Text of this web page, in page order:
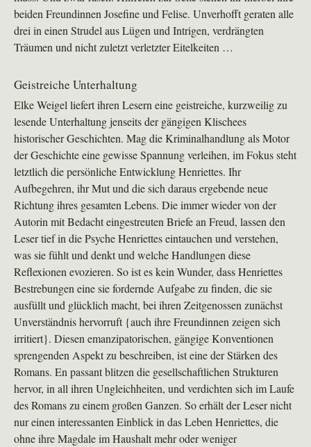
beiden Freundinnen Josefine und Felise. Unverhofft geraten alle
drei in einen Strudel aus Lügen und Intrigen, verdrängten
Träumen und nicht zuletzt verletzter Eitelkeiten …
Geistreiche Unterhaltung
Elke Weigel liefert ihren Lesern eine geistreiche, kurzweilig zu
lesende Unterhaltung jenseits der gängigen Klischees
historischer Geschichten. Mag die Kriminalhandlung als Motor
der Geschichte eine gewisse Spannung verleihen, im Fokus steht
letztlich die persönliche Entwicklung Henriettes. Ihr
Aufbegehren, ihr Mut und die sich daraus ergebende neue
Richtung ihres gesamten Lebens. Die immer wieder von der
Autorin mit Bedacht eingestreuten Briefe an Freud, lassen den
Leser tief in die Psyche Henriettes eintauchen und verstehen,
was sie fühlt und denkt und welche Handlungen diese
Reflexionen evozieren. So ist es kein Wunder, dass Henriettes
Bestrebungen eine sie fordernde Aufgabe zu finden, die sie
ausfüllt und glücklich macht, bei ihren Zeitgenossen zunächst
Unverständnis hervorruft {auch ihre Freundinnen zeigen sich
irritiert}. Diesen emanzipatorischen, gängige Konventionen
sprengenden Aspekt zu beschreiben, ist eine der Stärken des
Romans. En passant blitzen die gesellschaftlichen Strukturen
hervor, in all ihren Ungleichheiten, und verdichten sich im Laufe
des Romans zu einem großen Ganzen. So erhält der Leser nicht
nur einen interessanten Einblick in das Leben Henriettes, die
ohne ihre Magdale im Haushalt mehr oder weniger